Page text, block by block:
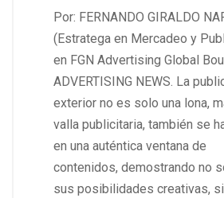
Por: FERNANDO GIRALDO
(Estratega en Mercadeo y
en FGN Advertising Global
ADVERTISING NEWS. La
exterior no es solo una lona,
valla publicitaria, también se
en una auténtica ventana de
contenidos, demostrando no
sus posibilidades creativas,